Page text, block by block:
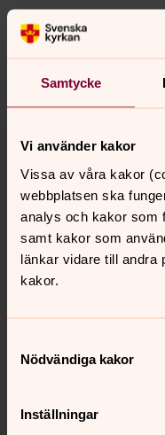
Samtycke
Vi använder kakor
Vissa av våra kakor
webbplatsen ska
analys och kakor som
samt kakor som
länkar vidare till andra
kakor.
Nödvändiga kakor
Inställningar
Dela
Kontakt
Kalender
Hitta snabbt
Sociala kanaler